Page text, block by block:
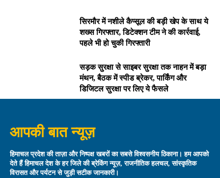
सिरमौर में नशीले कैप्सूल की बड़ी खेप के साथ ये
शख्स गिरफ्तार, डिटेक्शन टीम ने की कार्रवाई,
पहले भी हो चुकी गिरफ्तारी
सड़क सुरक्षा से साइबर सुरक्षा तक नाहन में बड़ा
मंथन, बैठक में स्पीड ब्रेकर, पार्किंग और
डिजिटल सुरक्षा पर लिए ये फैसले
आपकी बात न्यूज़
हिमाचल प्रदेश की ताज़ा और निष्पक्ष खबरों का सबसे विश्वसनीय ठिकाना। हम आपको
देते हैं हिमाचल देश के हर जिले की ब्रेकिंग न्यूज़, राजनीतिक हलचल, सांस्कृतिक
विरासत और पर्यटन से जुड़ी सटीक जानकारी।